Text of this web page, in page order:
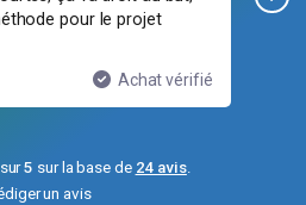
pour le projet
Achat vérifié
sur5 sur la base de 24 avis.
un avis